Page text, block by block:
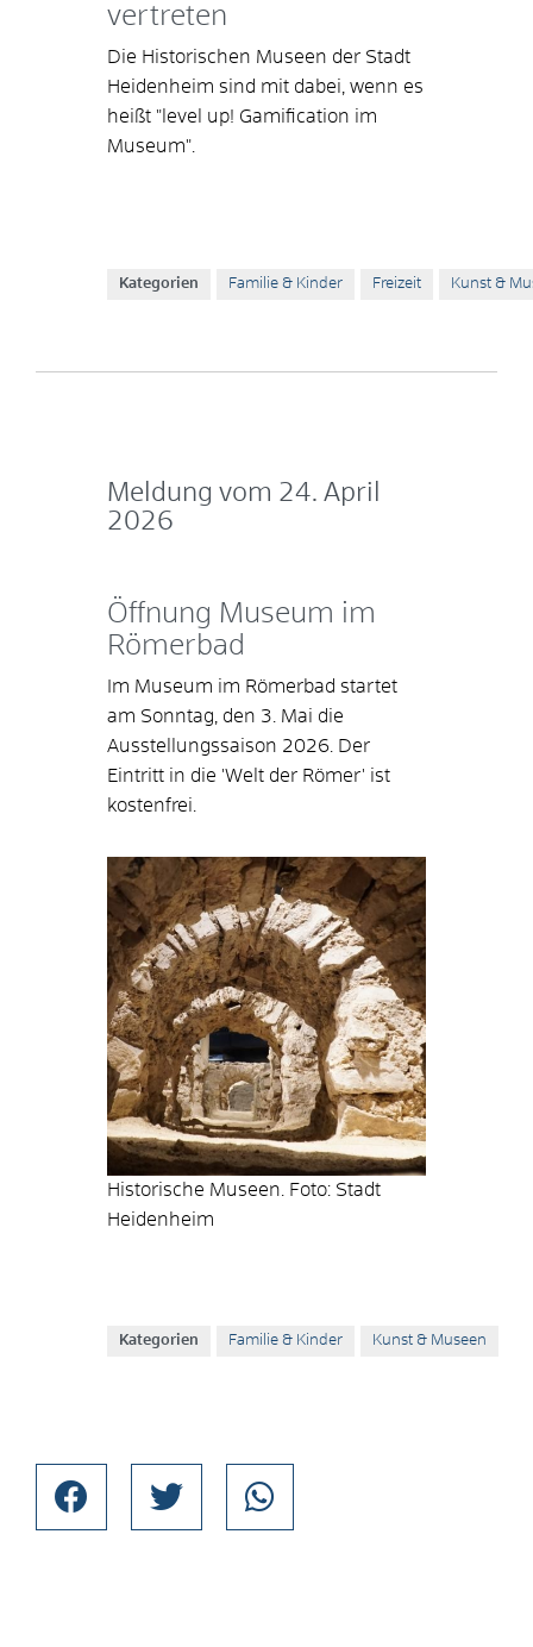
vertreten
Die Historischen Museen der Stadt
Heidenheim sind mit dabei, wenn es
heißt "level up! Gamification im
Museum".
Kategorien Familie & Kinder Freizeit Kunst &
Meldung vom 24. April
2026
Öffnung Museum im
Römerbad
Im Museum im Römerbad startet
am Sonntag, den 3. Mai die
Ausstellungssaison 2026. Der
Eintritt in die 'Welt der Römer' ist
kostenfrei.
Historische Museen. Foto: Stadt
Heidenheim
Kategorien Familie & Kinder Kunst & Museen